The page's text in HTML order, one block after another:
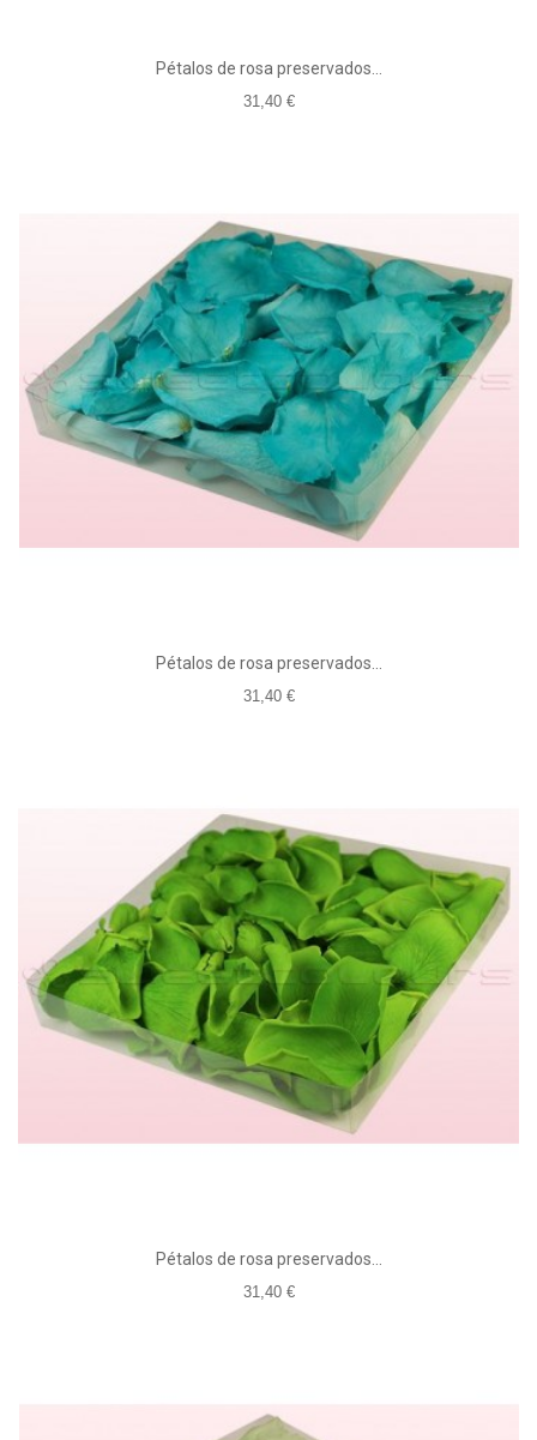
Pétalos de rosa preservados...
31,40 €
Pétalos de rosa preservados...
31,40 €
Pétalos de rosa preservados...
31,40 €